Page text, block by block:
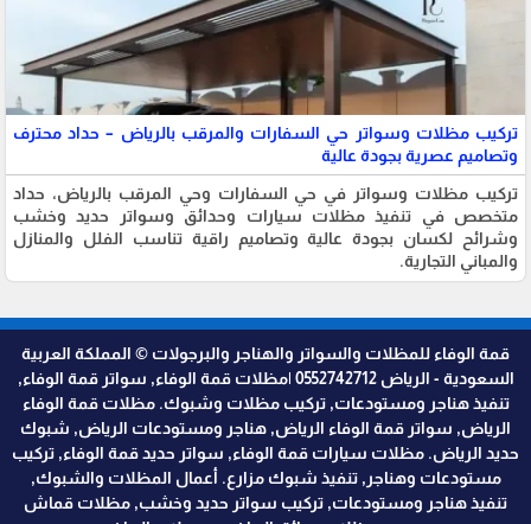
تركيب مظلات وسواتر حي السفارات والمرقب بالرياض – حداد محترف
وتصاميم عصرية بجودة عالية
تركيب مظلات وسواتر في حي السفارات وحي المرقب بالرياض، حداد
متخصص في تنفيذ مظلات سيارات وحدائق وسواتر حديد وخشب
وشرائح لكسان بجودة عالية وتصاميم راقية تناسب الفلل والمنازل
والمباني التجارية.
قمة الوفاء للمظلات والسواتر والهناجر والبرجولات © المملكة العربية
السعودية - الرياض 0552742712 |مظلات قمة الوفاء, سواتر قمة الوفاء,
تنفيذ هناجر ومستودعات, تركيب مظلات وشبوك. مظلات قمة الوفاء
الرياض, سواتر قمة الوفاء الرياض, هناجر ومستودعات الرياض, شبوك
حديد الرياض. مظلات سيارات قمة الوفاء, سواتر حديد قمة الوفاء, تركيب
مستودعات وهناجر, تنفيذ شبوك مزارع. أعمال المظلات والشبوك,
تنفيذ هناجر ومستودعات, تركيب سواتر حديد وخشب, مظلات قماش